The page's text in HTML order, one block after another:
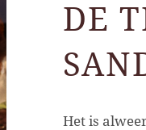
DE
Het is